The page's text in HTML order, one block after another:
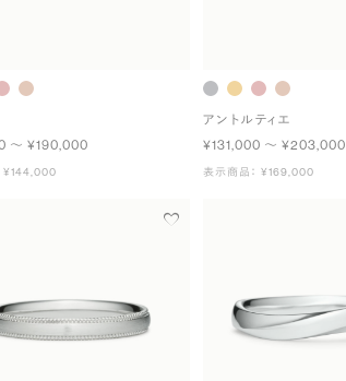
〜 ¥190,000
¥144,000
アントルティエ
¥131,000 〜 ¥203,000
表示商品： ¥169,000